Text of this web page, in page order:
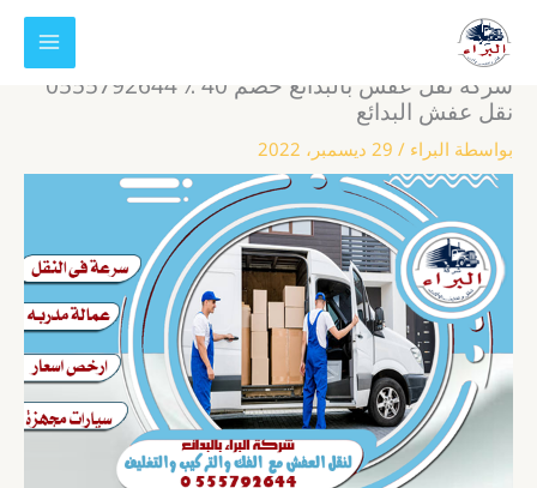
تخطي
المحتوى
شركة نقل عفش بالبدائع خصم 40 ٪ 0555792644
نقل عفش البدائع
بواسطة البراء / 29 ديسمبر، 2022